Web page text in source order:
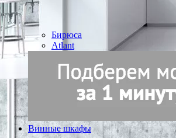
Бирюса
Atlant
Винные шкафы